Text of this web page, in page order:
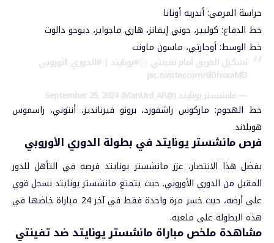
حراسة المرمى: أندريه أونانا
خط الدفاع: كوليير، جوني إيفانز، هاري ماجواير، ديوجو دالوت
خط الوسط: أوجارتي، ماسون ماونت
تشكيل الفريق أمام تفينتي
#يونايتد | #الدوري_الأوروبي
pic.twitter.com/6lDhxxaMl3
— مانشستر يونايتد (@ManUtd_AR)
September 25, 2024
خط الهجوم: ماركوس راشفورد، برونو فيرنانديز، أنتوني، راسموس
هويلاند.
فرص مانشستر يونايتد في بطولة الدوري الأوروبي
بفضل هذا الانتصار، عزز مانشستر يونايتد فرصه في التأهل للدور
المقبل من الدوري الأوروبي. حيث يتمتع مانشستر يونايتد بسجل قوي
على أرضه، حيث خسر مرة واحدة فقط في آخر 24 مباراة خاضها في
هذه البطولة على ملعبه.
مشاهدة ملخص مباراة مانشستر يونايتد ضد تفينتي